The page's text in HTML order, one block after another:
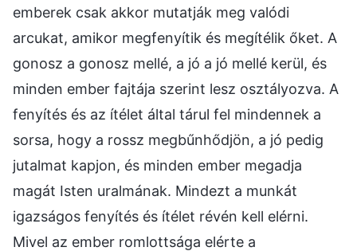
emberek csak akkor mutatják meg valódi
arcukat, amikor megfenyítik és megítélik őket. A
gonosz a gonosz mellé, a jó a jó mellé kerül, és
minden ember fajtája szerint lesz osztályozva. A
fenyítés és az ítélet által tárul fel mindennek a
sorsa, hogy a rossz megbűnhődjön, a jó pedig
jutalmat kapjon, és minden ember megadja
magát Isten uralmának. Mindezt a munkát
igazságos fenyítés és ítélet révén kell elérni.
Mivel az ember romlottsága elérte a